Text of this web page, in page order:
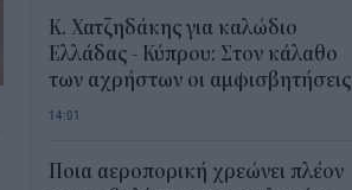
Κ. Χατζηδάκης για καλώδιο
Ελλάδας - Κύπρου: Στον κάλαθο
των αχρήστων οι αμφισβητήσεις
14:01
Ποια αεροπορική χρεώνει πλέον